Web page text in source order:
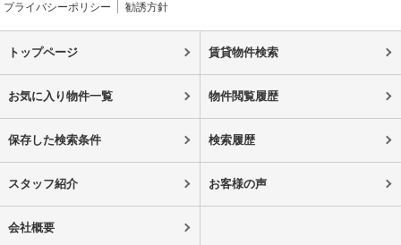
プライバシーポリシー
勧誘方針
トップページ 賃貸物件検索
お気に入り物件一覧 物件閲覧履歴
保存した検索条件 検索履歴
スタッフ紹介 お客様の声
会社概要